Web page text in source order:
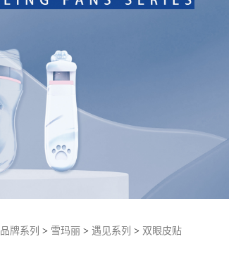
品牌系列 > 雪玛丽 > 遇见系列 > 双眼皮贴